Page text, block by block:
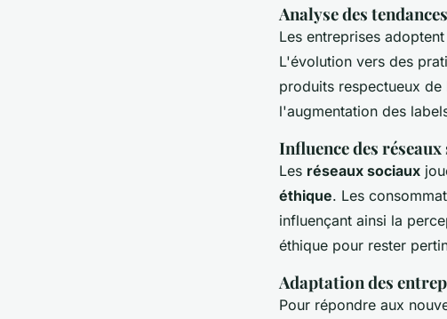
Analyse des
Les entreprises
L'évolution vers des
produits respectueux
l'augmentation des
Influence des
Les réseaux sociaux
éthique. Les
influençant ainsi la
éthique pour rester
Adaptation des
Pour répondre aux